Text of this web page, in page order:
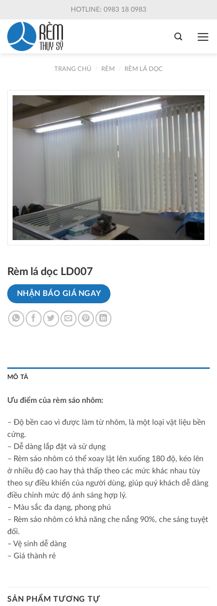
content
HOTLINE: 0983 18 0983
TRANG CHỦ RÈM RÈM LÁ DỌC
Rèm lá dọc LD007
NHẬN BÁO GIÁ NGAY
MÔ TẢ
Ưu điểm của rèm sáo nhôm:
– Độ bền cao vì được làm từ nhôm, là một loại vật liệu bền
cứng.
– Dễ dàng lắp đặt và sử dụng
– Rèm sáo nhôm có thể xoay lật lên xuống 180 độ, kéo lên
ở nhiều độ cao hay thả thấp theo các mức khác nhau tùy
theo sự điều khiển của người dùng, giúp quý khách dễ dàng
điều chỉnh mức độ ánh sáng hợp lý.
– Màu sắc đa dạng, phong phú
– Rèm sáo nhôm có khả năng che nắng 90%, che sáng tuyệt
đối.
– Vệ sinh dễ dàng
– Giá thành rẻ
SẢN PHẨM TƯƠNG TỰ